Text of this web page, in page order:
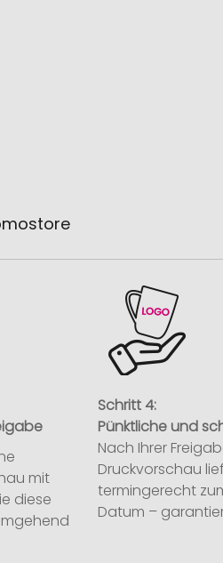
mit
diese
Schritt 4:
Pünktliche und
Nach Ihrer
Druckvorschau
termingerecht
Datum –